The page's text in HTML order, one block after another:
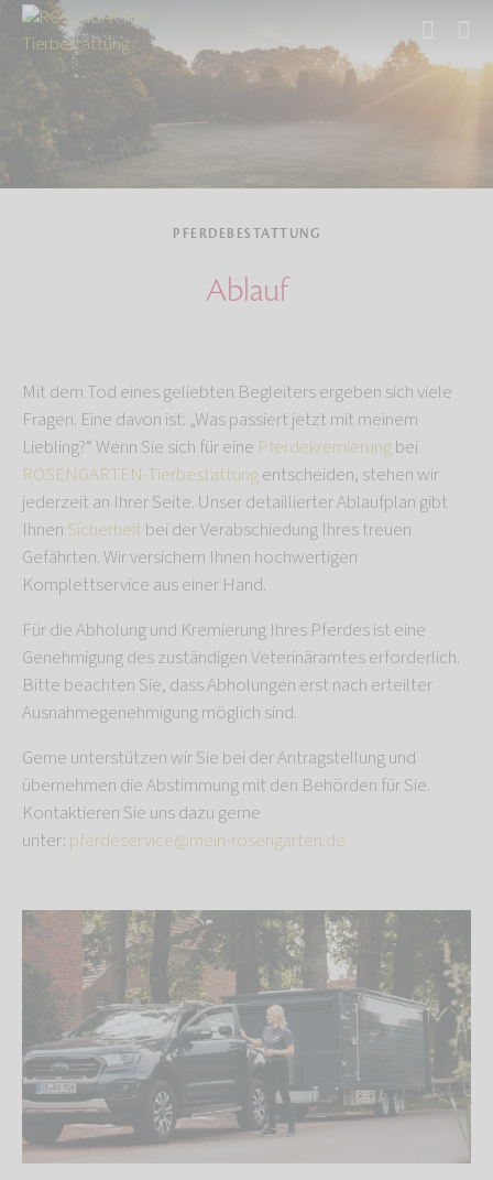
Start Tierbestattung Pferdebestattung
PFERDEBESTATTUNG
Ablauf
Mit dem Tod eines geliebten Begleiters ergeben sich viele
Fragen. Eine davon ist: „Was passiert jetzt mit meinem
Liebling?“ Wenn Sie sich für eine Pferdekremierungbei
ROSENGARTEN-Tierbestattungentscheiden, stehen wir
jederzeit an Ihrer Seite. Unser detaillierter Ablaufplan gibt
Ihnen Sicherheit bei der Verabschiedung Ihres treuen
Gefährten. Wir versichern Ihnen hochwertigen
Komplettservice aus einer Hand.
Für die Abholung und Kremierung Ihres Pferdes ist eine
Genehmigung des zuständigen Veterinäramtes erforderlich.
Bitte beachten Sie, dass Abholungen erst nach erteilter
Ausnahmegenehmigung möglich sind.
Gerne unterstützen wir Sie bei der Antragstellung und
übernehmen die Abstimmung mit den Behörden für Sie.
Kontaktieren Sie uns dazu gerne
unter: pferdeservice@mein-rosengarten.de